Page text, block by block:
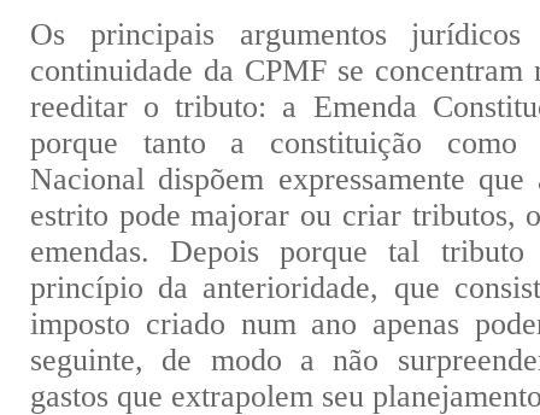
Os principais argumentos
continuidade da CPMF se
reeditar o tributo: a Emenda
porque tanto a constituição
Nacional dispõem expressamente
estrito pode majorar ou criar tributos,
emendas. Depois porque tal tributo
princípio da anterioridade, que
imposto criado num ano apenas
seguinte, de modo a não
gastos que extrapolem seu